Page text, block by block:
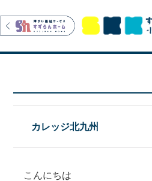
カレッジ北九州
こんにちは